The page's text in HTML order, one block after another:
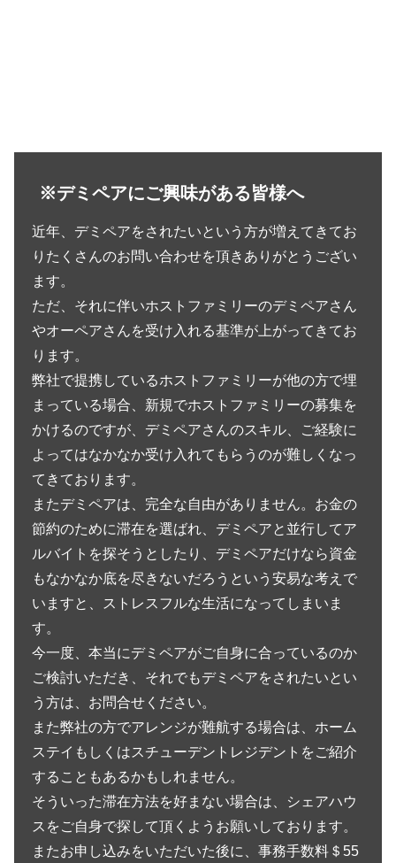
※デミペアにご興味がある皆様へ
近年、デミペアをされたいという方が増えてきてお
りたくさんのお問い合わせを頂きありがとうござい
ます。
ただ、それに伴いホストファミリーのデミペアさん
やオーペアさんを受け入れる基準が上がってきてお
ります。
弊社で提携しているホストファミリーが他の方で埋
まっている場合、新規でホストファミリーの募集を
かけるのですが、デミペアさんのスキル、ご経験に
よってはなかなか受け入れてもらうのが難しくなっ
てきております。
またデミペアは、完全な自由がありません。お金の
節約のために滞在を選ばれ、デミペアと並行してア
ルバイトを探そうとしたり、デミペアだけなら資金
もなかなか底を尽きないだろうという安易な考えで
いますと、ストレスフルな生活になってしまいま
す。
今一度、本当にデミペアがご自身に合っているのか
ご検討いただき、それでもデミペアをされたいとい
う方は、お問合せください。
また弊社の方でアレンジが難航する場合は、ホーム
ステイもしくはスチューデントレジデントをご紹介
することもあるかもしれません。
そういった滞在方法を好まない場合は、シェアハウ
スをご自身で探して頂くようお願いしております。
またお申し込みをいただいた後に、事務手数料＄55